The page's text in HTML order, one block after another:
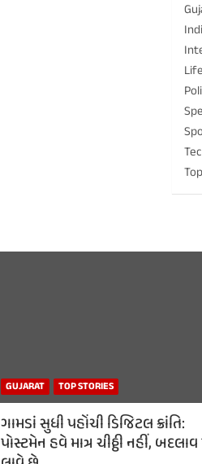
GUJARAT TOP STORIES
ગામડાં સુધી પહોંચી ડિજિટલ ક્રાંતિ:
પોસ્ટમેન હવે માત્ર ચીઠ્ઠી નહીં,